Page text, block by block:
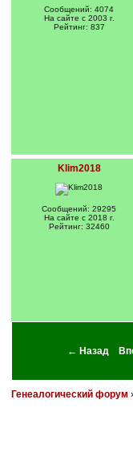
Сообщений: 4074
На сайте с 2003 г.
Рейтинг: 837
Klim2018
Сообщений: 29295
На сайте с 2018 г.
Рейтинг: 32460
← Назад
Генеалогический форум